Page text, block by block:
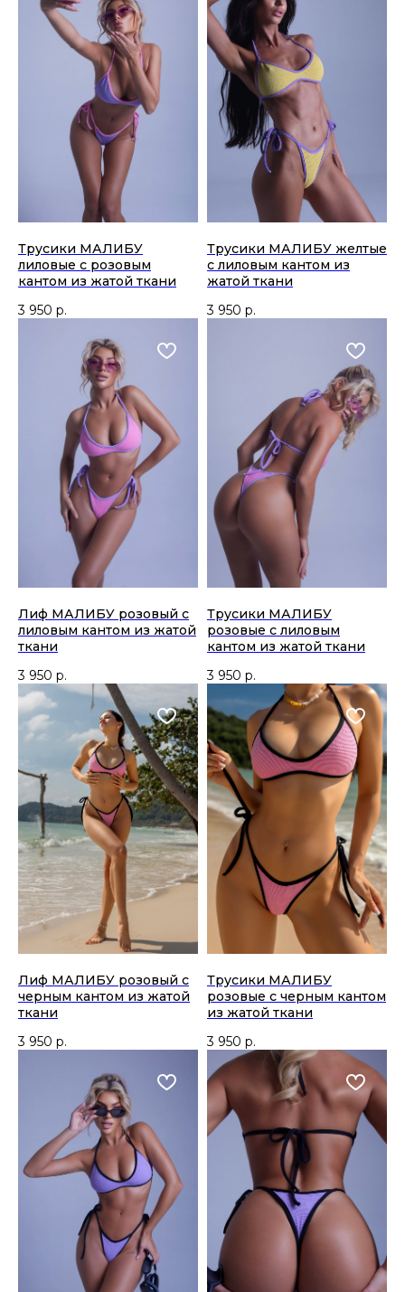
Трусики МАЛИБУ
лиловые с розовым
кантом из жатой ткани
3 950 р.
Трусики МАЛИБУ желтые
с лиловым кантом из
жатой ткани
3 950 р.
Лиф МАЛИБУ розовый с
лиловым кантом из жатой
ткани
3 950 р.
Трусики МАЛИБУ
розовые с лиловым
кантом из жатой ткани
3 950 р.
Лиф МАЛИБУ розовый с
черным кантом из жатой
ткани
3 950 р.
Трусики МАЛИБУ
розовые с черным кантом
из жатой ткани
3 950 р.